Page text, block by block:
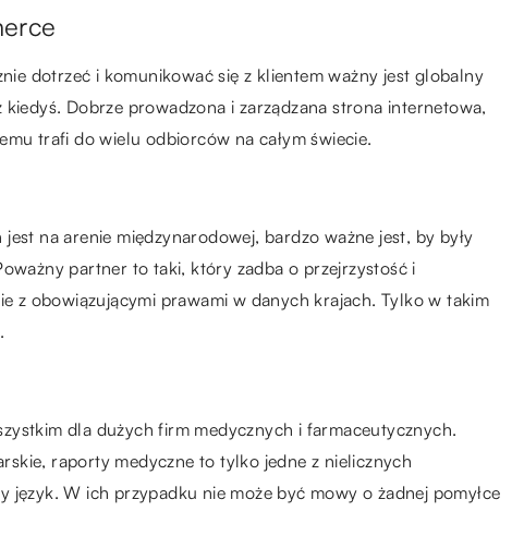
dotrzeć i komunikować się z klientem ważny jest globalny
Dobrze prowadzona i zarządzana strona internetowa,
trafi do wielu odbiorców na całym świecie.
na arenie międzynarodowej, bardzo ważne jest, by były
partner to taki, który zadba o przejrzystość i
z obowiązującymi prawami w danych krajach. Tylko w takim
dla dużych firm medycznych i farmaceutycznych.
raporty medyczne to tylko jedne z nielicznych
język. W ich przypadku nie może być mowy o żadnej pomyłce